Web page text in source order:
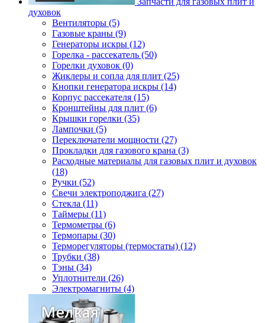
духовок
Вентиляторы (5)
Газовые краны (9)
Генераторы искры (12)
Горелка - рассекатель (50)
Горелки духовок (0)
Жиклеры и сопла для плит (25)
Кнопки генератора искры (14)
Корпус рассекателя (15)
Кронштейны для плит (6)
Крышки горелки (35)
Лампочки (5)
Переключатели мощности (27)
Прокладки для газового крана (3)
Расходные материалы для газовых плит и духовок
(18)
Ручки (52)
Свечи электроподжига (27)
Стекла (11)
Таймеры (11)
Термометры (6)
Термопары (30)
Терморегуляторы (термостаты) (12)
Трубки (38)
Тэны (34)
Уплотнители (26)
Электромагниты (4)